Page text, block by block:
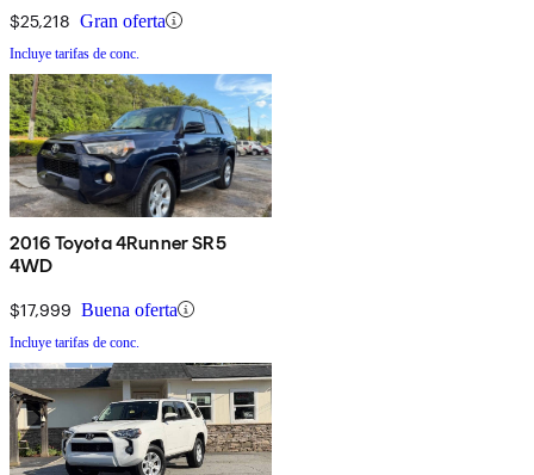
$25,218 Gran oferta
Incluye tarifas de conc.
2016 Toyota 4Runner SR5
4WD
$17,999 Buena oferta
Incluye tarifas de conc.